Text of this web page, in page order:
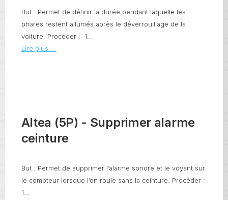
But : Permet de définir la durée pendant laquelle les
phares restent allumés après le déverrouillage de la
voiture. Procéder : 1...
Lire plus ...
Altea (5P) - Supprimer alarme
ceinture
But : Permet de supprimer l’alarme sonore et le voyant sur
le compteur lorsque l’on roule sans la ceinture. Procéder :
1...